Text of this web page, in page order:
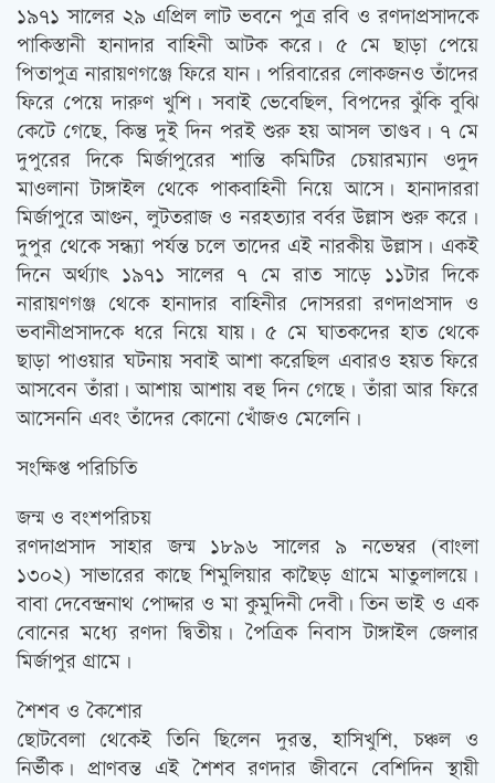
১৯৭১ সালের ২৯ এপ্রিল লাট ভবনে পুত্র রবি ও রণদাপ্রসাদকে
পাকিস্তানী হানাদার বাহিনী আটক করে। ৫ মে ছাড়া পেয়ে
পিতাপুত্র নারায়ণগঞ্জে ফিরে যান। পরিবারের লোকজনও তাঁদের
ফিরে পেয়ে দারুণ খুশি। সবাই ভেবেছিল, বিপদের ঝুঁকি বুঝি
কেটে গেছে, কিন্তু দুই দিন পরই শুরু হয় আসল তাণ্ডব। ৭ মে
দুপুরের দিকে মির্জাপুরের শান্তি কমিটির চেয়ারম্যান ওদুদ
মাওলানা টাঙ্গাইল থেকে পাকবাহিনী নিয়ে আসে। হানাদাররা
মির্জাপুরে আগুন, লুটতরাজ ও নরহত্যার বর্বর উল্লাস শুরু করে।
দুপুর থেকে সন্ধ্যা পর্যন্ত চলে তাদের এই নারকীয় উল্লাস। একই
দিনে অর্থ্যাত্‍ ১৯৭১ সালের ৭ মে রাত সাড়ে ১১টার দিকে
নারায়ণগঞ্জ থেকে হানাদার বাহিনীর দোসররা রণদাপ্রসাদ ও
ভবানীপ্রসাদকে ধরে নিয়ে যায়। ৫ মে ঘাতকদের হাত থেকে
ছাড়া পাওয়ার ঘটনায় সবাই আশা করেছিল এবারও হয়ত ফিরে
আসবেন তাঁরা। আশায় আশায় বহু দিন গেছে। তাঁরা আর ফিরে
আসেননি এবং তাঁদের কোনো খোঁজও মেলেনি।
সংক্ষিপ্ত পরিচিতি
জন্ম ও বংশপরিচয়
রণদাপ্রসাদ সাহার জন্ম ১৮৯৬ সালের ৯ নভেম্বর (বাংলা
১৩০২) সাভারের কাছে শিমুলিয়ার কাছৈড় গ্রামে মাতুলালয়ে।
বাবা দেবেন্দ্রনাথ পোদ্দার ও মা কুমুদিনী দেবী। তিন ভাই ও এক
বোনের মধ্যে রণদা দ্বিতীয়। পৈত্রিক নিবাস টাঙ্গাইল জেলার
মির্জাপুর গ্রামে।
শৈশব ও কৈশোর
ছোটবেলা থেকেই তিনি ছিলেন দুরন্ত, হাসিখুশি, চঞ্চল ও
নির্ভীক। প্রাণবন্ত এই শৈশব রণদার জীবনে বেশিদিন স্থায়ী